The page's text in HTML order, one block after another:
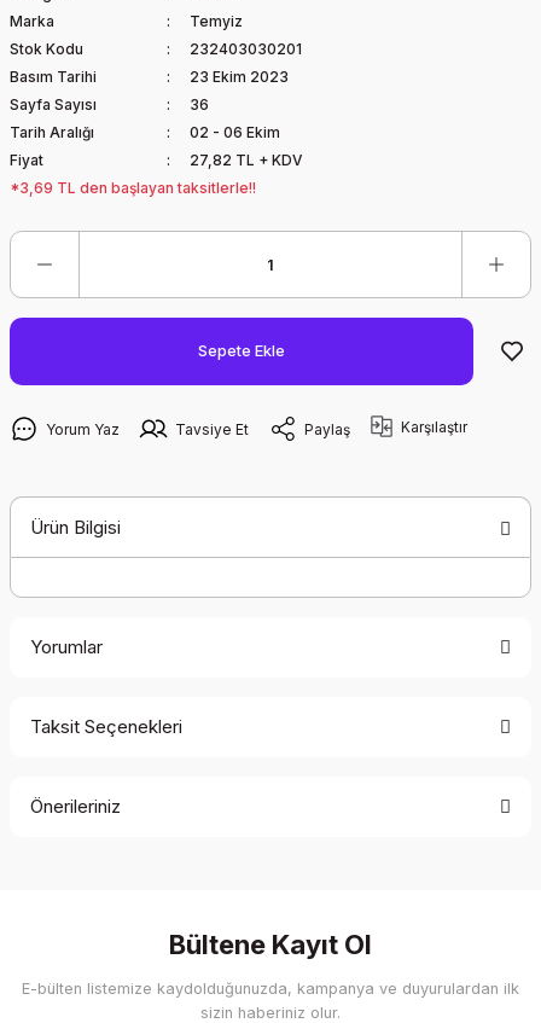
Marka
Temyiz
Stok Kodu
232403030201
Basım Tarihi
23 Ekim 2023
Sayfa Sayısı
36
Tarih Aralığı
02 - 06 Ekim
Fiyat
27,82 TL + KDV
*3,69 TL den başlayan taksitlerle!!
Sepete Ekle
Yorum Yaz Tavsiye Et Paylaş Karşılaştır
Ürün Bilgisi
Yorumlar
Taksit Seçenekleri
Önerileriniz
Görüş ve önerileriniz için teşekkür ederiz.
Ürün resmi kalitesiz, bozuk veya görüntülenemiyor.
Bültene Kayıt Ol
E-bülten listemize kaydolduğunuzda, kampanya ve duyurulardan ilk
sizin haberiniz olur.